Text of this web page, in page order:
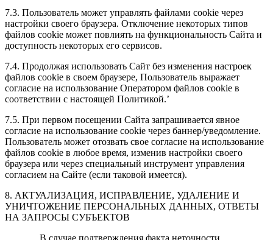
7.3. Пользователь может управлять файлами cookie через
настройки своего браузера. Отключение некоторых типов
файлов cookie может повлиять на функциональность Сайта и
доступность некоторых его сервисов.
7.4. Продолжая использовать Сайт без изменения настроек
файлов cookie в своем браузере, Пользователь выражает
согласие на использование Оператором файлов cookie в
соответствии с настоящей Политикой.’
7.5. При первом посещении Сайта запрашивается явное
согласие на использование cookie через баннер/уведомление.
Пользователь может отозвать свое согласие на использование
файлов cookie в любое время, изменив настройки своего
браузера или через специальный инструмент управления
согласием на Сайте (если таковой имеется).
8. АКТУАЛИЗАЦИЯ, ИСПРАВЛЕНИЕ, УДАЛЕНИЕ И
УНИЧТОЖЕНИЕ ПЕРСОНАЛЬНЫХ ДАННЫХ, ОТВЕТЫ
НА ЗАПРОСЫ СУБЪЕКТОВ
В случае подтверждения факта неточности